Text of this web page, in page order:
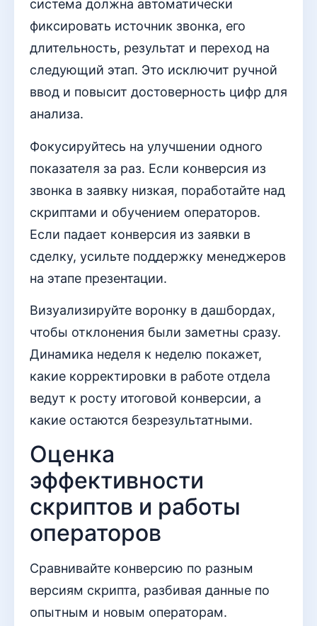
система должна автоматически
фиксировать источник звонка, его
длительность, результат и переход на
следующий этап. Это исключит ручной
ввод и повысит достоверность цифр для
анализа.
Фокусируйтесь на улучшении одного
показателя за раз. Если конверсия из
звонка в заявку низкая, поработайте над
скриптами и обучением операторов.
Если падает конверсия из заявки в
сделку, усильте поддержку менеджеров
на этапе презентации.
Визуализируйте воронку в дашбордах,
чтобы отклонения были заметны сразу.
Динамика неделя к неделю покажет,
какие корректировки в работе отдела
ведут к росту итоговой конверсии, а
какие остаются безрезультатными.
Оценка
эффективности
скриптов и работы
операторов
Сравнивайте конверсию по разным
версиям скрипта, разбивая данные по
опытным и новым операторам.